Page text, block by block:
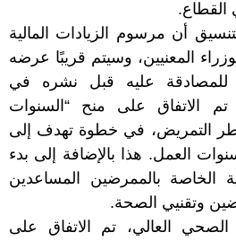
القطاع.
أن مرسوم الزيادات المالية
المعنيين، وسيتم قريبًا عرضه
عليه قبل نشره في
تم الاتفاق على منح “السنوات
أطر التمريض، في خطوة تهدف إلى
العمل. هذا بالإضافة إلى بدء
الخاصة بالممرضين المساعدين
وتقنيي الصحة.
العالي، تم الاتفاق على